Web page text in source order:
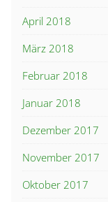
April 2018
März 2018
Februar 2018
Januar 2018
Dezember 2017
November 2017
Oktober 2017